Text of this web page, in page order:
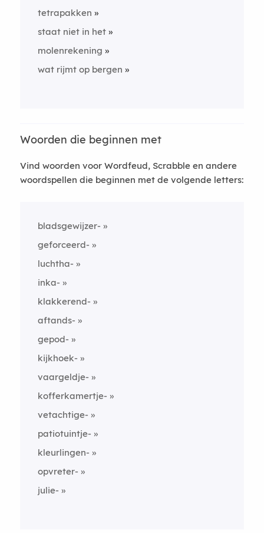
tetrapakken
staat niet in het
molenrekening
wat rijmt op bergen
Woorden die beginnen met
Vind woorden voor Wordfeud, Scrabble en andere
woordspellen die beginnen met de volgende letters:
bladsgewijzer-
geforceerd-
luchtha-
inka-
klakkerend-
aftands-
gepod-
kijkhoek-
vaargeldje-
kofferkamertje-
vetachtige-
patiotuintje-
kleurlingen-
opvreter-
julie-